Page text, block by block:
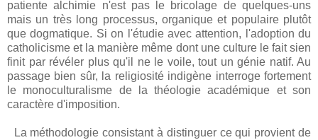
patiente alchimie n'est pas le bricolage de quelques-uns
mais un très long processus, organique et populaire plutôt
que dogmatique. Si on l'étudie avec attention, l'adoption du
catholicisme et la manière même dont une culture le fait sien
finit par révéler plus qu'il ne le voile, tout un génie natif. Au
passage bien sûr, la religiosité indigène interroge fortement
le monoculturalisme de la théologie académique et son
caractère d'imposition.
La méthodologie consistant à distinguer ce qui provient de